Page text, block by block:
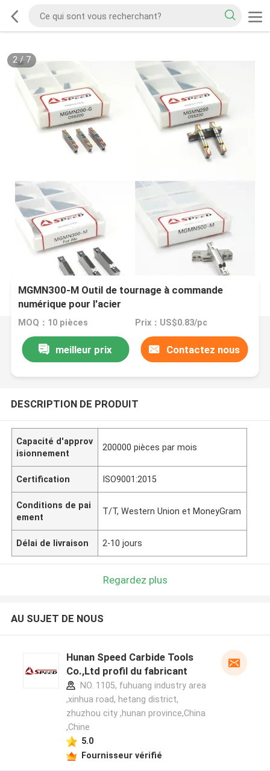
3/ 7
MGMN300-M Outil de tournage à commande
numérique pour l'acier
MOQ：10 pièces Prix：US$0.83/pc
meilleur prix Contactez nous
DESCRIPTION DE PRODUIT
Capacité d'approv
isionnement
200000 pièces par mois
Certification ISO9001:2015
Conditions de pai
ement
T/T, Western Union et MoneyGram
Délai de livraison 2-10 jours
Regardez plus
AU SUJET DE NOUS
Hunan Speed Carbide Tools
Co.,Ltd profil du fabricant
NO. 1105, fuhuang industry area
,xinhua road, hetang district,
zhuzhou city ,hunan province,China
,Chine
5.0
Fournisseur vérifié